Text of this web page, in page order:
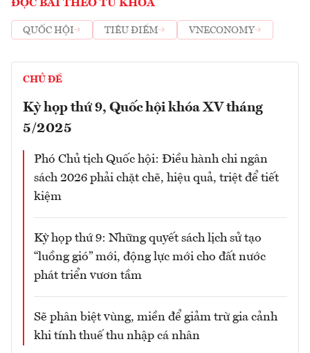
ĐỌC BÀI THEO TỪ KHOÁ
QUỐC HỘI TIÊU ĐIỂM VNECONOMY
CHỦ ĐỀ
Kỳ họp thứ 9, Quốc hội khóa XV tháng
5/2025
Phó Chủ tịch Quốc hội: Điều hành chi ngân
sách 2026 phải chặt chẽ, hiệu quả, triệt để tiết
kiệm
Kỳ họp thứ 9: Những quyết sách lịch sử tạo
“luồng gió” mới, động lực mới cho đất nước
phát triển vươn tầm
Sẽ phân biệt vùng, miền để giảm trừ gia cảnh
khi tính thuế thu nhập cá nhân